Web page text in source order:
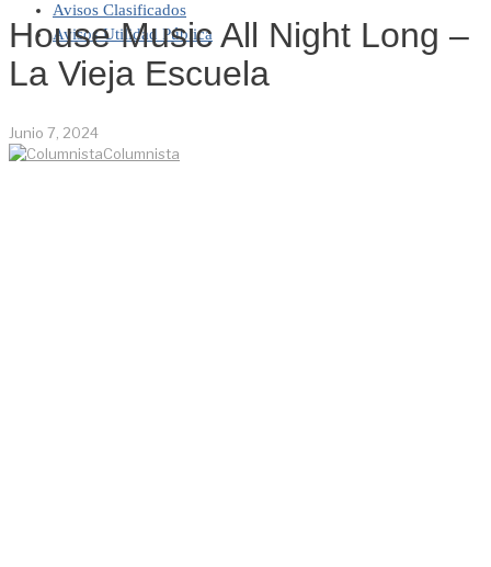
Avisos Clasificados
Avisos Utilidad Pública
House Music All Night Long –
La Vieja Escuela
Junio 7, 2024
Columnista